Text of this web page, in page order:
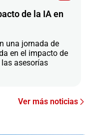
de la IA en
una jornada de
en el impacto de
asesorías
Ver más noticias